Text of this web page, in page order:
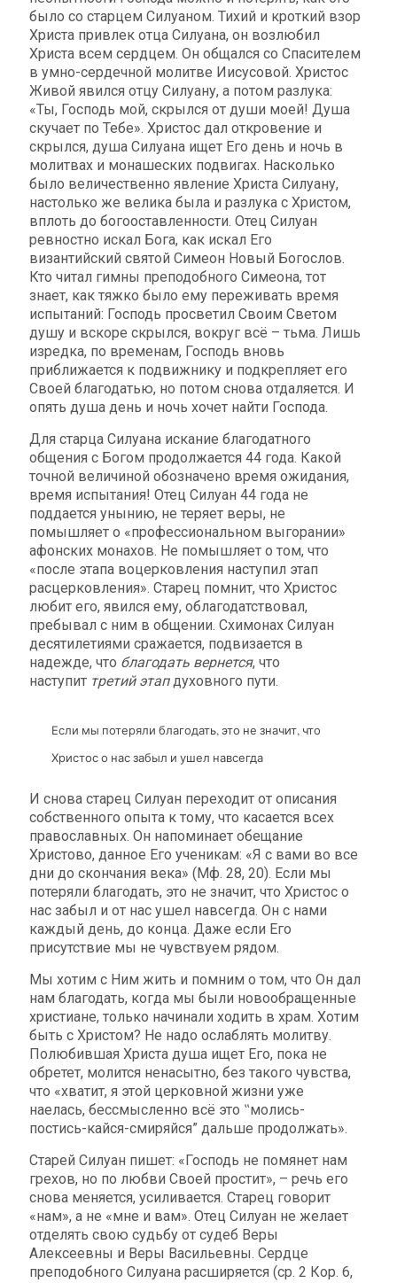
было со старцем Силуаном. Тихий и кроткий взор
Христа привлек отца Силуана, он возлюбил
Христа всем сердцем. Он общался со Спасителем
в умно-сердечной молитве Иисусовой. Христос
Живой явился отцу Силуану, а потом разлука:
«Ты, Господь мой, скрылся от души моей! Душа
скучает по Тебе». Христос дал откровение и
скрылся, душа Силуана ищет Его день и ночь в
молитвах и монашеских подвигах. Насколько
было величественно явление Христа Силуану,
настолько же велика была и разлука с Христом,
вплоть до богооставленности. Отец Силуан
ревностно искал Бога, как искал Его
византийский святой Симеон Новый Богослов.
Кто читал гимны преподобного Симеона, тот
знает, как тяжко было ему переживать время
испытаний: Господь просветил Своим Светом
душу и вскоре скрылся, вокруг всё – тьма. Лишь
изредка, по временам, Господь вновь
приближается к подвижнику и подкрепляет его
Своей благодатью, но потом снова отдаляется. И
опять душа день и ночь хочет найти Господа.
Для старца Силуана искание благодатного
общения с Богом продолжается 44 года. Какой
точной величиной обозначено время ожидания,
время испытания! Отец Силуан 44 года не
поддается унынию, не теряет веры, не
помышляет о «профессиональном выгорании»
афонских монахов. Не помышляет о том, что
«после этапа воцерковления наступил этап
расцерковления». Старец помнит, что Христос
любит его, явился ему, облагодатствовал,
пребывал с ним в общении. Схимонах Силуан
десятилетиями сражается, подвизается в
надежде, что благодать вернется, что
наступит третий этапдуховного пути.
Если мы потеряли благодать, это не значит, что
Христос о нас забыл и ушел навсегда
И снова старец Силуан переходит от описания
собственного опыта к тому, что касается всех
православных. Он напоминает обещание
Христово, данное Его ученикам: «Я с вами во все
дни до скончания века» (Мф. 28, 20). Если мы
потеряли благодать, это не значит, что Христос о
нас забыл и от нас ушел навсегда. Он с нами
каждый день, до конца. Даже если Его
присутствие мы не чувствуем рядом.
Мы хотим с Ним жить и помним о том, что Он дал
нам благодать, когда мы были новообращенные
христиане, только начинали ходить в храм. Хотим
быть с Христом? Не надо ослаблять молитву.
Полюбившая Христа душа ищет Его, пока не
обретет, молится ненасытно, без такого чувства,
что «хватит, я этой церковной жизни уже
наелась, бессмысленно всё это ‟молись-
постись-кайся-смиряйся” дальше продолжать».
Старей Силуан пишет: «Господь не помянет нам
грехов, но по любви Своей простит», – речь его
снова меняется, усиливается. Старец говорит
«нам», а не «мне и вам». Отец Силуан не желает
отделять свою судьбу от судеб Веры
Алексеевны и Веры Васильевны. Сердце
преподобного Силуана расширяется (ср. 2 Кор. 6,